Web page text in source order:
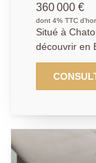
360 000 €
dont 4% TTC
Situé à
découvrir en
d'exception
sein d'une
tennis,
alliant élégance,
vous serez